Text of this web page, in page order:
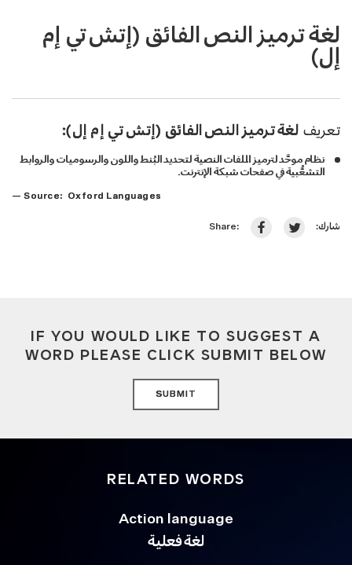
لغة ترميز النص الفائق (إتش تي إم
إل)
تعريف لغة ترميز النص الفائق (إتش تي إم إل):
نظام موحَّد لترميز الملفات النصية لتحديد البُنط واللون والرسوميات والروابط
التشعُّبية في صفحات شبكة الإنترنت.
— Source: Oxford Languages
Share: شارك:
IF YOU WOULD LIKE TO SUGGEST A
WORD PLEASE CLICK SUBMIT BELOW
SUBMIT
RELATED WORDS
Action language
لغة فعلية